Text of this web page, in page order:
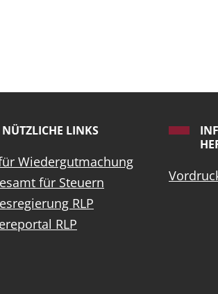
NÜTZLICHE LINKS
Wiedergutmachung
für Steuern
RLP
RLP